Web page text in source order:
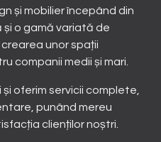
și mobilier începând din
și o gamă variată de
unor spații
companii medii și mari.
oferim servicii complete,
punând mereu
clienților noștri.